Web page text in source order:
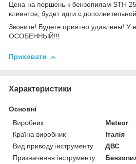
Цена на поршень к бензопилам STH
клиентов, будет идти с
Звоните! Будете приятно удивлены! У
ОСОБЕННЫЙ!!!
Приховати
Характеристики
Основні
Виробник
Meteor
Країна виробник
Італія
Вид приводу інструменту
ДВС
Призначення інструменту